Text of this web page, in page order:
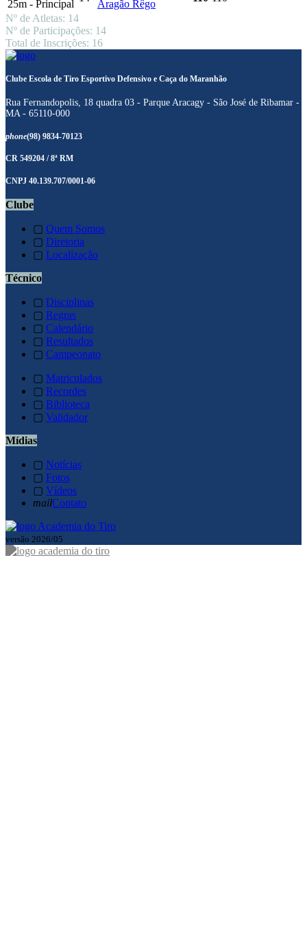
25m - Principal Aragão Rêgo
Nº de Atletas: 14
Nº de Participações: 14
Total de Inscrições: 16
Clube Escola de Tiro Esportivo Defensivo e Caça do Maranhão
Rua Fernandopolis, 18 quadra 03 - Parque Aracagy - São José de Ribamar -
MA - 65110-000
phone(98) 9834-70123
CR 549204 / 8ª RM
CNPJ 40.139.707/0001-06
Clube
▢ Quem Somos
▢ Diretoria
▢ Localização
Técnico
▢ Disciplinas
▢ Regras
▢ Calendário
▢ Resultados
▢ Campeonato
▢ Matriculados
▢ Recordes
▢ Biblioteca
▢ Validador
Mídias
▢ Notícias
▢ Fotos
▢ Vídeos
mailContato
versão 2026/05